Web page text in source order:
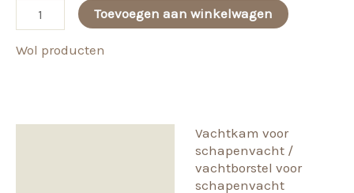
Vachtkam
voor
schapenvacht
Toevoegen aan winkelwagen
Wol producten
Vachtkam voor
schapenvacht /
vachtborstel voor
schapenvacht